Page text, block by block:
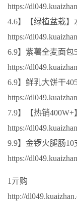
https://
4.6】【绿植盆栽
https://
6.9】紫薯全麦面包
https://
6.9】鲜乳大饼干
https://
7.9】【热销
https://
9.9】金锣火腿肠10
https://
1亓购
http://